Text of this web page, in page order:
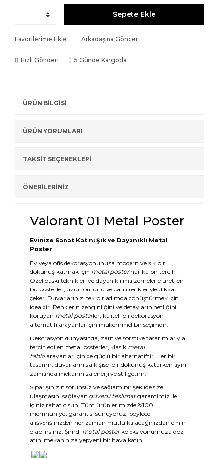
Sepete Ekle
Favorilerime Ekle Arkadaşına Gönder
Hızlı Gönderi 5 Günde Kargoda
ÜRÜN BİLGİSİ
ÜRÜN YORUMLARI
TAKSİT SEÇENEKLERİ
ÖNERİLERİNİZ
Valorant 01 Metal Poster
Evinize Sanat Katın: Şık ve Dayanıklı Metal
Poster
Ev veya ofis dekorasyonunuza modern ve şık bir
dokunuş katmak için metal posterharika bir tercih!
Özel baskı teknikleri ve dayanıklı malzemelerle üretilen
bu posterler, uzun ömürlü ve canlı renkleriyle dikkat
çeker. Duvarlarınızı tek bir adımda dönüştürmek için
idealdir. Renklerin zenginliğini ve detayların netliğini
koruyan metal posterler, kaliteli bir dekorasyon
alternatifi arayanlar için mükemmel bir seçimdir.
Dekorasyon dünyasında, zarif ve sofistike tasarımlarıyla
tercih edilen metal posterler, klasik metal
tablo arayanlar için de güçlü bir alternatiftir. Her bir
tasarım, duvarlarınıza kişisel bir dokunuş katarken aynı
zamanda mekanınıza enerji ve stil getirir.
Siparişinizin sorunsuz ve sağlam bir şekilde size
ulaşmasını sağlayan güvenli teslimatgarantimiz ile
içiniz rahat olsun. Tüm ürünlerimizde %100
memnuniyet garantisi sunuyoruz, böylece
alışverişinizden her zaman mutlu kalacağınızdan emin
olabilirsiniz. Şimdi metal posterkoleksiyonumuza göz
atın, mekanınıza yepyeni bir hava katın!